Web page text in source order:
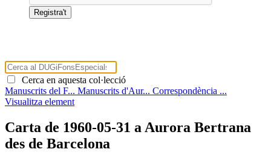
Cerca en aquesta col·lecció
Manuscrits del F... Manuscrits d'Aur... Correspondència ...
Visualitza element
Carta de 1960-05-31 a Aurora Bertrana
des de Barcelona